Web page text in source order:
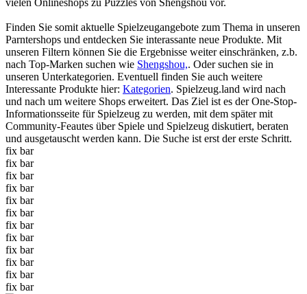
vielen Onlineshops zu Puzzles von Shengshou vor.
Finden Sie somit aktuelle Spielzeugangebote zum Thema in unseren
Parntershops und entdecken Sie interassante neue Produkte. Mit
unseren Filtern können Sie die Ergebnisse weiter einschränken, z.b.
nach Top-Marken suchen wie Shengshou,. Oder suchen sie in
unseren Unterkategorien. Eventuell finden Sie auch weitere
Interessante Produkte hier: Kategorien. Spielzeug.land wird nach
und nach um weitere Shops erweitert. Das Ziel ist es der One-Stop-
Informationsseite für Spielzeug zu werden, mit dem später mit
Community-Feautes über Spiele und Spielzeug diskutiert, beraten
und ausgetauscht werden kann. Die Suche ist erst der erste Schritt.
fix bar
fix bar
fix bar
fix bar
fix bar
fix bar
fix bar
fix bar
fix bar
fix bar
fix bar
fix bar